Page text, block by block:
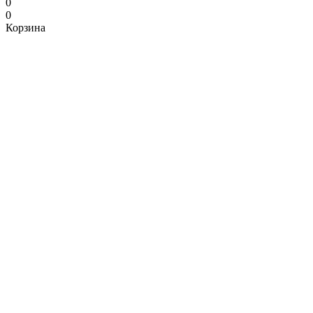
0
Корзина